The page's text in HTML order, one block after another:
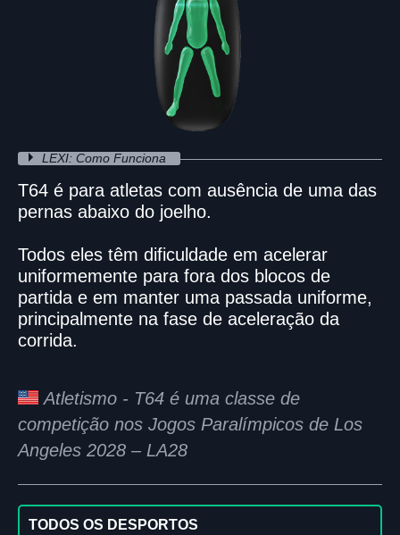
LEXI: Como Funciona
T64 é para atletas com ausência de uma das
pernas abaixo do joelho.
Todos eles têm dificuldade em acelerar
uniformemente para fora dos blocos de
partida e em manter uma passada uniforme,
principalmente na fase de aceleração da
corrida.
Atletismo - T64 é uma classe de
competição nos Jogos Paralímpicos de Los
Angeles 2028 – LA28
TODOS OS DESPORTOS